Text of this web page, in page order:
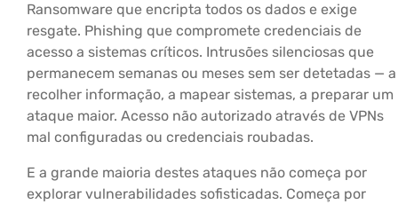
Ransomware que encripta todos os dados e exige
resgate. Phishing que compromete credenciais de
acesso a sistemas críticos. Intrusões silenciosas que
permanecem semanas ou meses sem ser detetadas — a
recolher informação, a mapear sistemas, a preparar um
ataque maior. Acesso não autorizado através de VPNs
mal configuradas ou credenciais roubadas.
E a grande maioria destes ataques não começa por
explorar vulnerabilidades sofisticadas. Começa por